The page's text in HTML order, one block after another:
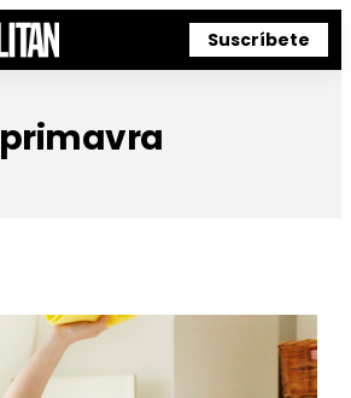
Suscríbete
primavra